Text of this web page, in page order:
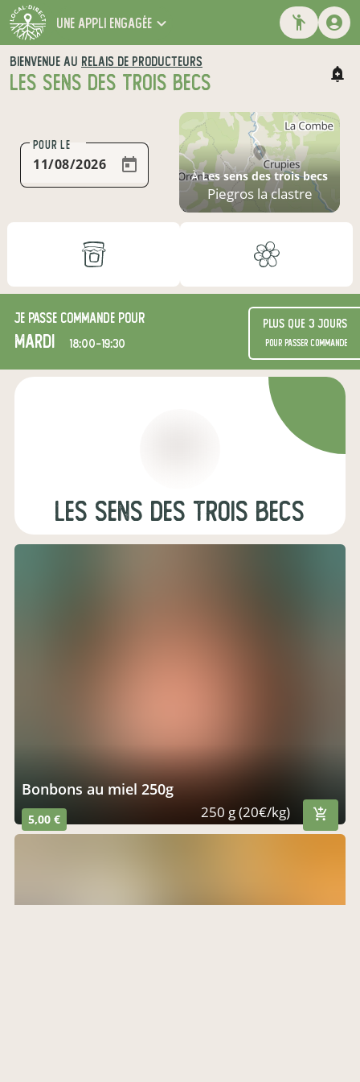
une appli engagée
BIENVENUE AU RELAIS DE PRODUCTEURS
LES SENS DES TROIS BECS
POUR LE
ÀLes sens des trois becs
Piegros la clastre
Je passe commande pour
mardi 18:00-19:30
Plus que 3 jours
pour passer commande
Les sens des trois becs
Bonbons au miel 250g
5,00 € 250 g (20€/kg)